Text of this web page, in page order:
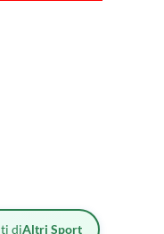
diAltri Sport